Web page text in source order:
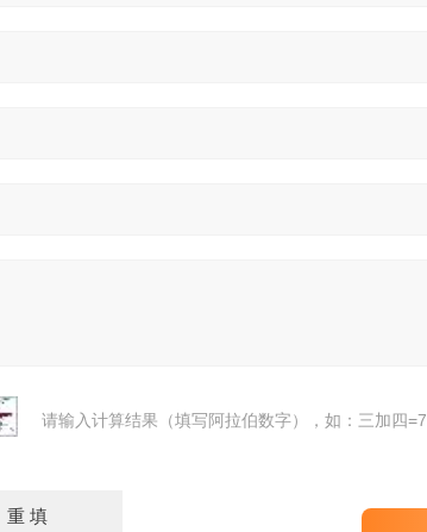
请输入计算结果（填写阿拉伯数字），如：三加四=7